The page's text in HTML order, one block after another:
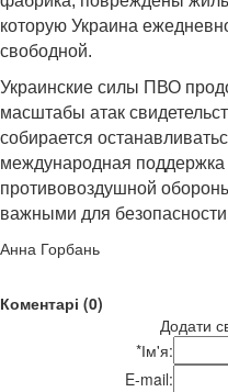
которую Украина
свободной.
Украинские силы ПВО
масштабы атак
собирается
международная поддержка
противовоздушной
важными для
Анна Горбань
Коментарі (0)
Додати
*Ім'я:
E-mail: